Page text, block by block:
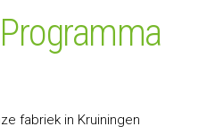
fabriek in Kruiningen